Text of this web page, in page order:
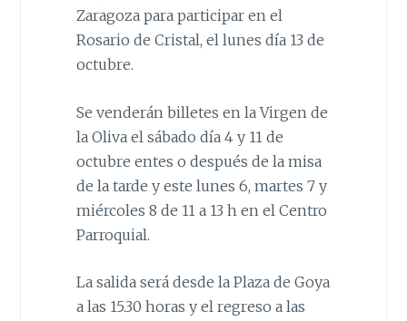
Zaragoza para participar en el
Rosario de Cristal, el lunes día 13 de
octubre.
Se venderán billetes en la Virgen de
la Oliva el sábado día 4 y 11 de
octubre entes o después de la misa
de la tarde y este lunes 6, martes 7 y
miércoles 8 de 11 a 13 h en el Centro
Parroquial.
La salida será desde la Plaza de Goya
a las 15.30 horas y el regreso a las